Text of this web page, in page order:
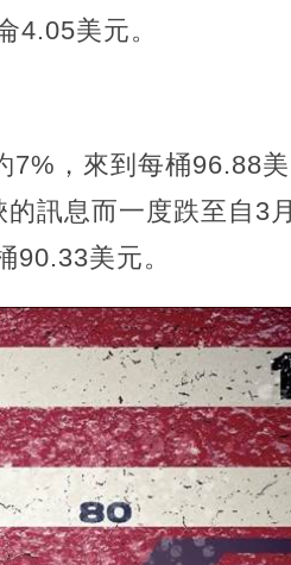
4.05美元。
7%，來到每桶96.88
訊息而一度跌至自3
90.33美元。